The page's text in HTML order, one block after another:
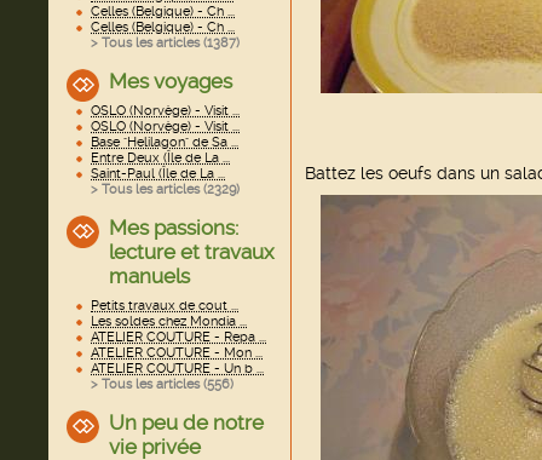
Celles (Belgique) - Ch ...
Celles (Belgique) - Ch ...
> Tous les articles (1387)
Mes voyages
OSLO (Norvège) - Visit ...
OSLO (Norvège) - Visit ...
Base "Helilagon" de Sa ...
Entre Deux (Île de La ...
Saint-Paul (Île de La ...
> Tous les articles (2329)
Mes passions:
lecture et travaux
manuels
Petits travaux de cout ...
Les soldes chez Mondia ...
ATELIER COUTURE - Repa ...
ATELIER COUTURE - Mon ...
ATELIER COUTURE - Un b ...
> Tous les articles (556)
Un peu de notre
vie privée
Battez les oeufs dans un